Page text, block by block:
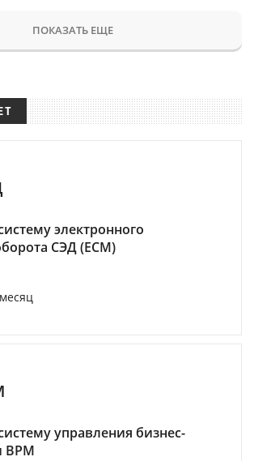
ПОКАЗАТЬ ЕЩЕ
электронного
СЭД (ECM)
управления бизнес-
BPM